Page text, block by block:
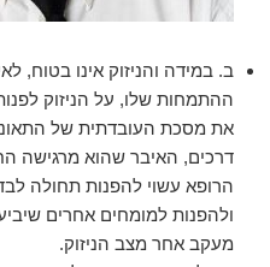
ב. במידה והניזוק אינו בטוח,
ההתמחות שלו, על הניזוק
את מסכת העובדתית של
דרכים, האיבר שהוא מרגישה
הרופא עשוי להפנות תחולה
ולהפנות למומחים אחרים
מעקב אחר מצב הניזוק.